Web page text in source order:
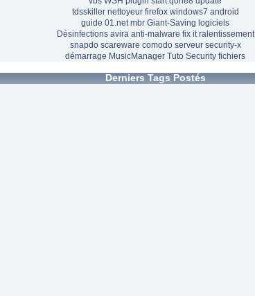
tdsskiller nettoyeur firefox windows7 android
guide 01.net mbr Giant-Saving logiciels
Désinfections avira anti-malware fix it ralentissement
snapdo scareware comodo serveur security-x
démarrage MusicManager Tuto Security fichiers
Derniers Tags Postés